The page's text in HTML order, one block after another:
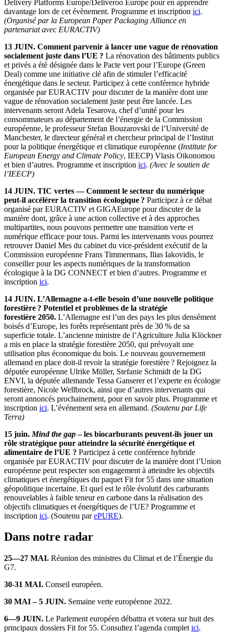
Delivery Platforms Europe/Deliveroo Europe pour en apprendre
davantage lors de cet évènement. Programme et inscription ici.
(Organisé par la European Paper Packaging Alliance en
partenariat avec EURACTIV)
13 JUIN. Comment parvenir à lancer une vague de rénovation
socialement juste dans l’UE ? La rénovation des bâtiments publics
et privés a été désignée dans le Pacte vert pour l’Europe (Green
Deal) comme une initiative clé afin de stimuler l’efficacité
énergétique dans le secteur. Participez à cette conférence hybride
organisée par EURACTIV pour discuter de la manière dont une
vague de rénovation socialement juste peut être lancée. Les
intervenants seront Adela Tesarova, chef d’unité pour les
consommateurs au département de l’énergie de la Commission
européenne, le professeur Stefan Bouzarovski de l’Université de
Manchester, le directeur général et chercheur principal de l’Institut
pour la politique énergétique et climatique européenne (Institute for
European Energy and Climate Policy, IEECP) Vlasis Oikonomou
et bien d’autres. Programme et inscription ici. (Avec le soutien de
l’IEECP)
14 JUIN. TIC vertes — Comment le secteur du numérique
peut-il accélérer la transition écologique ? Participez à ce débat
organisé par EURACTIV et GIGAEurope pour discuter de la
manière dont, grâce à une action collective et à des approches
multipartites, nous pouvons permettre une transition verte et
numérique efficace pour tous. Parmi les intervenants vous pourrez
retrouver Daniel Mes du cabinet du vice-président exécutif de la
Commission européenne Frans Timmermans, Ilias Iakovidis, le
conseiller pour les aspects numériques de la transformation
écologique à la DG CONNECT et bien d’autres. Programme et
inscription ici.
14 JUIN. L’Allemagne a-t-elle besoin d’une nouvelle politique
forestière ? Potentiel et problèmes de la stratégie
forestière 2050. L’Allemagne est l’un des pays les plus densément
boisés d’Europe, les forêts représentant près de 30 % de sa
superficie totale. L’ancienne ministre de l’Agriculture Julia Klöckner
a mis en place la stratégie forestière 2050, qui prévoyait une
utilisation plus économique du bois. Le nouveau gouvernement
allemand en place doit-il revoir la stratégie forestière ? Rejoignez la
députée européenne Ulrike Müller, Stefanie Schmidt de la DG
ENVI, la députée allemande Tessa Ganserer et l’experte en écologie
forestière, Nicole Wellbrock, ainsi que d’autres intervenants qui
seront annoncés prochainement, pour en savoir plus. Programme et
inscription ici. L’événement sera en allemand. (Soutenu par Life
Terra)
15 juin. Mind the gap– les biocarburants peuvent-ils jouer un
rôle stratégique pour atteindre la sécurité énergétique et
alimentaire de l’UE ? Participez à cette conférence hybride
organisée par EURACTIV pour discuter de la manière dont l’Union
européenne peut respecter son engagement à atteindre les objectifs
climatiques et énergétiques du paquet Fit for 55 dans une situation
géopolitique incertaine. Et quel est le rôle évolutif des carburants
renouvelables à faible teneur en carbone dans la réalisation des
objectifs climatiques et énergétiques de l’UE? Programme et
inscription ici. (Soutenu parePURE).
Dans notre radar
25—27 MAI. Réunion des ministres du Climat et de l’Énergie du
G7.
30-31 MAI. Conseil européen.
30 MAI – 5 JUIN. Semaine verte européenne 2022.
6—9 JUIN. Le Parlement européen débattra et votera sur huit des
principaux dossiers Fit for 55. Consultez l’agenda complet ici.